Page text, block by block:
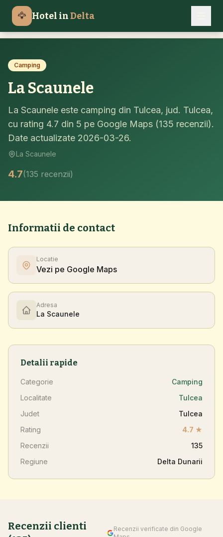
🦅 Hotel inDelta
AcasaCampinguri Delta Dunarii
Camping
La Scaunele
La Scaunele este camping din Tulcea, jud. Tulcea,
cu rating 4.7 din 5 pe Google Maps (135 recenzii).
Date actualizate 2026-03-26.
La Scaunele
4.7(135 recenzii)
Informatii de contact
Locatie
Vezi pe Google Maps
Adresa
La Scaunele
Detalii rapide
Categorie
Camping
Localitate
Tulcea
Judet
Tulcea
Rating
4.7 ★
Recenzii
135
Regiune
Delta Dunarii
Recenzii clienti
Recenzii verificate din Google